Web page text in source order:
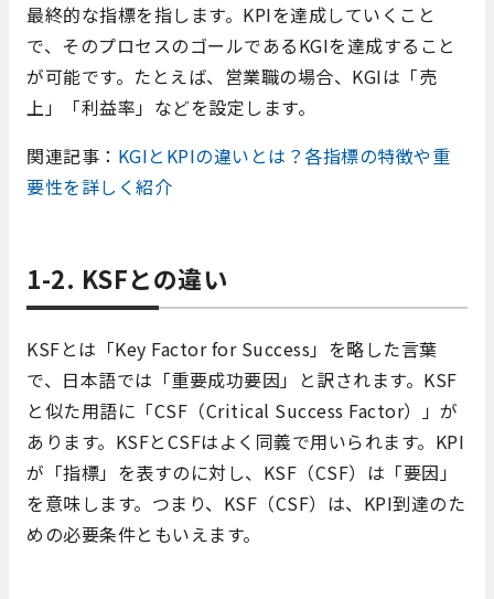
最終的な指標を指します。KPIを達成していくこと
で、そのプロセスのゴールであるKGIを達成すること
が可能です。たとえば、営業職の場合、KGIは「売
上」「利益率」などを設定します。
関連記事： KGIとKPIの違いとは？各指標の特徴や重
要性を詳しく紹介
1-2. KSFとの違い
KSFとは「Key Factor for Success」を略した言葉
で、日本語では「重要成功要因」と訳されます。KSF
と似た用語に「CSF（Critical Success Factor）」が
あります。KSFとCSFはよく同義で用いられます。KPI
が「指標」を表すのに対し、KSF（CSF）は「要因」
を意味します。つまり、KSF（CSF）は、KPI到達のた
めの必要条件ともいえます。